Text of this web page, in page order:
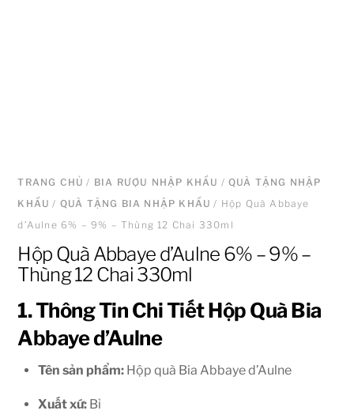
TRANG CHỦ / BIA RƯỢU NHẬP KHẨU /QUÀ TẶNG NHẬP
KHẨU / QUÀ TẶNG BIA NHẬP KHẨU / Hộp Quà Abbaye
d’Aulne 6% – 9% – Thùng 12 Chai 330ml
Hộp Quà Abbaye d’Aulne 6% – 9% –
Thùng 12 Chai 330ml
1. Thông Tin Chi Tiết Hộp Quà Bia
Abbaye d’Aulne
Tên sản phẩm: Hộp quà Bia Abbaye d’Aulne
Xuất xứ: Bỉ